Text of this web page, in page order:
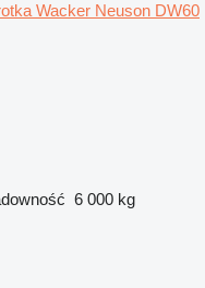
Wacker Neuson DW60
6 000 kg